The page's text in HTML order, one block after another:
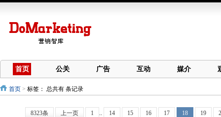
首页 公关 广告 互动 媒介
首页 > 标签： 总共有 条记录
8323条 上一页 1 .. 14 15 16 17 18 19